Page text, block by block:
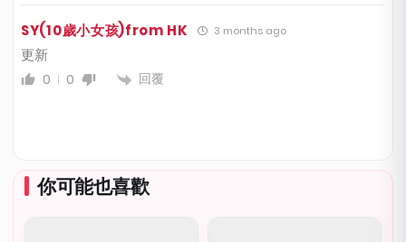
SY(10歲小女孩)from HK 3 months ago
更新
0 0 回覆
你可能也喜歡